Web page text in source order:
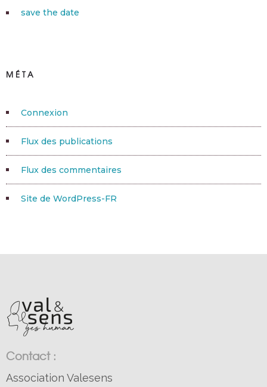
save the date
MÉTA
Connexion
Flux des publications
Flux des commentaires
Site de WordPress-FR
Contact :
Association Valesens